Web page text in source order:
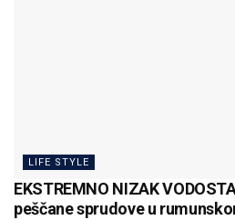
LIFE STYLE
EKSTREMNO NIZAK
peščane sprudove u